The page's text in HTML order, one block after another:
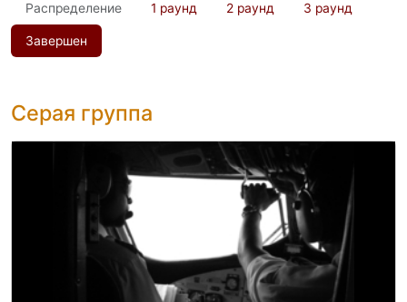
Распределение 1 раунд 2 раунд 3 раунд
Завершен
Серая группа